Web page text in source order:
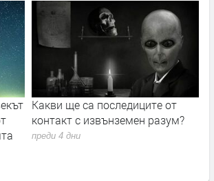
Какви ще са последиците от
контакт с извънземен разум?
преди 4 дни